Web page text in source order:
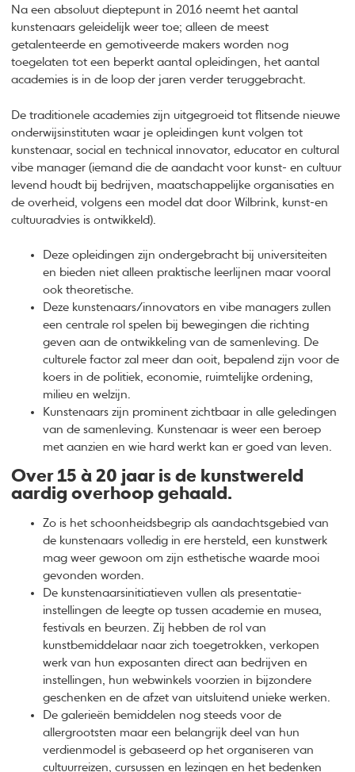
Na een absoluut dieptepunt in 2016 neemt het aantal
kunstenaars geleidelijk weer toe; alleen de meest
getalenteerde en gemotiveerde makers worden nog
toegelaten tot een beperkt aantal opleidingen, het aantal
academies is in de loop der jaren verder teruggebracht.
De traditionele academies zijn uitgegroeid tot flitsende nieuwe
onderwijsinstituten waar je opleidingen kunt volgen tot
kunstenaar, social en technical innovator, educator en cultural
vibe manager (iemand die de aandacht voor kunst- en cultuur
levend houdt bij bedrijven, maatschappelijke organisaties en
de overheid, volgens een model dat door Wilbrink, kunst-en
cultuuradvies is ontwikkeld).
Deze opleidingen zijn ondergebracht bij universiteiten
en bieden niet alleen praktische leerlijnen maar vooral
ook theoretische.
Deze kunstenaars/innovators en vibe managers zullen
een centrale rol spelen bij bewegingen die richting
geven aan de ontwikkeling van de samenleving. De
culturele factor zal meer dan ooit, bepalend zijn voor de
koers in de politiek, economie, ruimtelijke ordening,
milieu en welzijn.
Kunstenaars zijn prominent zichtbaar in alle geledingen
van de samenleving. Kunstenaar is weer een beroep
met aanzien en wie hard werkt kan er goed van leven.
Over 15 à 20 jaar is de kunstwereld
aardig overhoop gehaald.
Zo is het schoonheidsbegrip als aandachtsgebied van
de kunstenaars volledig in ere hersteld, een kunstwerk
mag weer gewoon om zijn esthetische waarde mooi
gevonden worden.
De kunstenaarsinitiatieven vullen als presentatie-
instellingen de leegte op tussen academie en musea,
festivals en beurzen. Zij hebben de rol van
kunstbemiddelaar naar zich toegetrokken, verkopen
werk van hun exposanten direct aan bedrijven en
instellingen, hun webwinkels voorzien in bijzondere
geschenken en de afzet van uitsluitend unieke werken.
De galerieën bemiddelen nog steeds voor de
allergrootsten maar een belangrijk deel van hun
verdienmodel is gebaseerd op het organiseren van
cultuurreizen, cursussen en lezingen en het bedenken